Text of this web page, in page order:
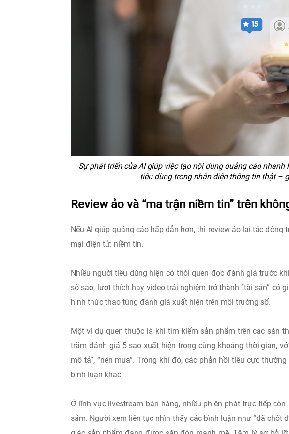
Sự phát triển của AI giúp việc tạo nội dung quảng cáo
tiêu dùng trong nhận diện thông tin thật –
Review ảo và “ma trận niềm tin” trên
Nếu AI giúp quảng cáo hấp dẫn hơn, thì review ảo lại tác
mại điện tử: niềm tin.
Nhiều người tiêu dùng hiện có thói quen đọc đánh giá trước
số sao, lượt thích hay video trải nghiệm trở thành “tài sản” có
hình thức thao túng đánh giá xuất hiện trên môi trường số.
Một ví dụ quen thuộc là khi tìm kiếm sản phẩm trên các sàn
trăm đánh giá 5 sao xuất hiện trong cùng khoảng thời gian,
mô tả”, “nên mua”. Trong khi đó, các phản hồi tiêu cực
bình luận khác.
Ở lĩnh vực livestream bán hàng, nhiều phiên phát trực tiếp
sắm. Người xem liên tục nhìn thấy các bình luận như “đã chốt